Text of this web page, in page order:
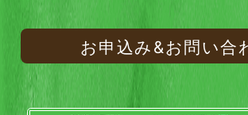
お申込み&お問い合